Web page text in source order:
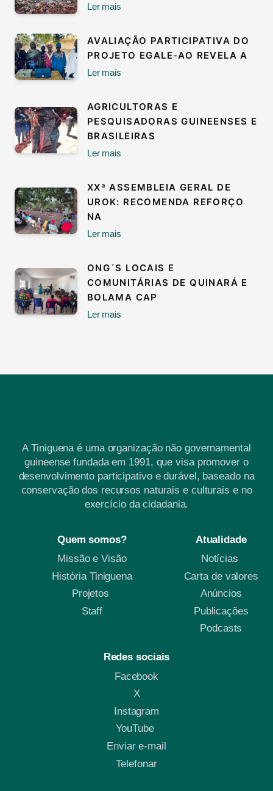
Ler mais
AVALIAÇÃO PARTICIPATIVA DO
PROJETO EGALE-AO REVELA A
Ler mais
AGRICULTORAS E
PESQUISADORAS GUINEENSES E
BRASILEIRAS
Ler mais
XXª ASSEMBLEIA GERAL DE
UROK: RECOMENDA REFORÇO
NA
Ler mais
ONG´S LOCAIS E
COMUNITÁRIAS DE QUINARÁ E
BOLAMA CAP
Ler mais
A Tiniguena é uma organização não governamental
guineense fundada em 1991, que visa promover o
desenvolvimento participativo e durável, baseado na
conservação dos recursos naturais e culturais e no
exercício da cidadania.
Quem somos?
Missão e Visão
História Tiniguena
Projetos
Staff
Atualidade
Notícias
Carta de valores
Anúncios
Publicações
Podcasts
Redes sociais
Facebook
X
Instagram
YouTube
Enviar e-mail
Telefonar